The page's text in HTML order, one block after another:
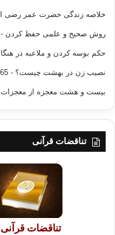
خلاصه زندگی حضرت عمر رضی
روش صحیح و علمی حفظ کردن - 180,570 بازدید
حکم بوسه کردن و ملاعبه در
نصیب زن در بهشت چیست؟ - 152,965 بازدید
بیست و هشت معجزه از
تناقضات قرآنی
تناقضات